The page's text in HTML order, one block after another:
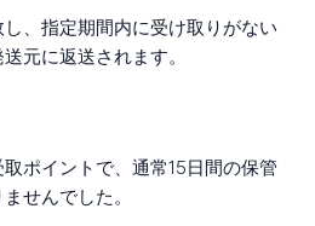
、指定期間内に受け取りがない
元に返送されます。
ポイントで、通常15日間の保管
せんでした。